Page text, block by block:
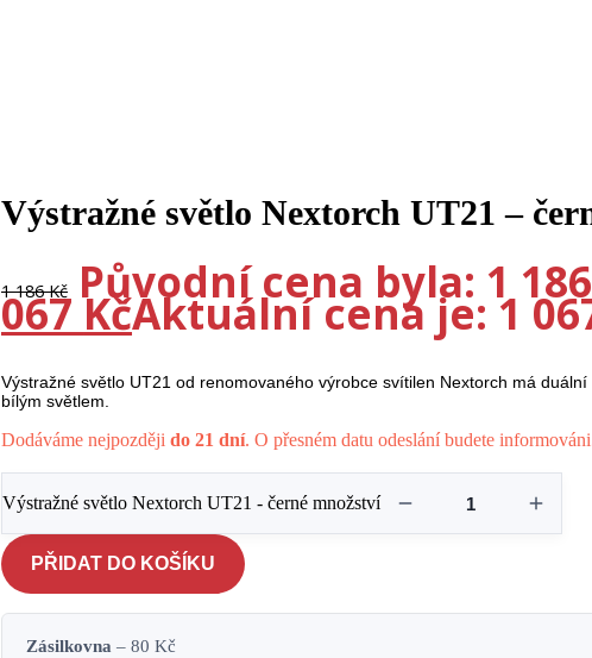
Výstražné světlo Nextorch UT21 –
1 186Kč Původní cena byla: 1
067KčAktuální cena je: 1
Výstražné světlo UT21 od renomovaného výrobce svítilen Nextorch má
bílým světlem.
Dodáváme nejpozdějido 21 dní. O přesném datu odeslání budete
Výstražné světlo Nextorch UT21 - černé množství
PŘIDAT DO KOŠÍKU
Zásilkovna – 80 Kč